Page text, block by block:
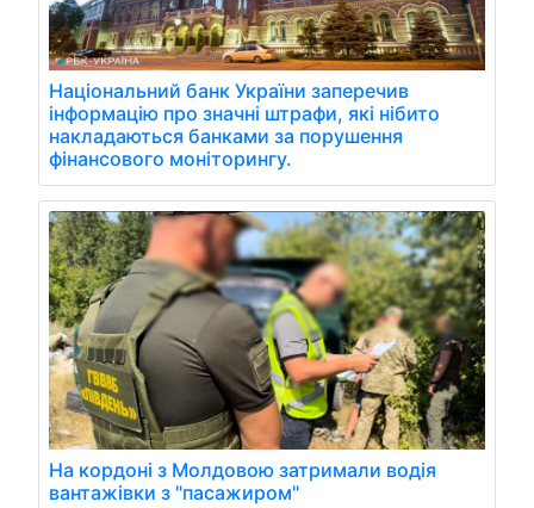
Національний банк України заперечив
інформацію про значні штрафи, які нібито
накладаються банками за порушення
фінансового моніторингу.
На кордоні з Молдовою затримали водія
вантажівки з "пасажиром"